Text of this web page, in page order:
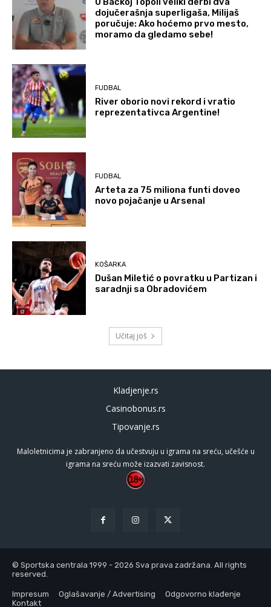
dojučerašnja superligaša, Milijaš
poručuje: Ako hoćemo prvo mesto,
moramo da gledamo sebe!
FUDBAL
River oborio novi rekord i vratio
reprezentativca Argentine!
FUDBAL
Arteta za 75 miliona funti doveo
novo pojačanje u Arsenal
KOŠARKA
Dušan Miletić o povratku u Partizan i
saradnji sa Obradovićem
Učitaj još
Kladjenje.rs
Casinobonus.rs
Tipovanje.rs
Maloletnicima je zabranjeno da učestvuju u igrama na sreću, učešće u
igrama na sreću može izazvati zavisnost.
© Sportska centrala 1999 - 2026 Sva prava zadržana. All rights
reserved.
Impresum Oglašavanje / Advertising
Odgovorno klađenje
Kontakt